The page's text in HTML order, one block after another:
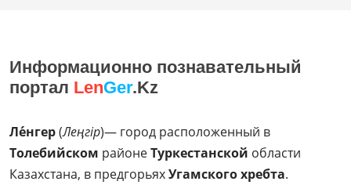
Информационно познавательный
портал LenGer.Kz
Ле́нгер(Леңгір)— город расположенный в
Толебийском районеТуркестанской области
Казахстана, в предгорьяхУгамского хребта.